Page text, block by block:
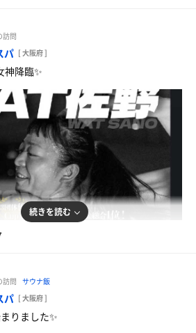
ワフルさがあって、ロウリュも容赦な
なりました。
クスコーヒー』
ルバイト窪田君
にお答えしていくスタイルやけど、無理
琲(鮭山)→ほうじ茶シナモン(窪田)→Bar
ン(しゃけのこ)🥂
のお一人づつの熱波サービス✨
のに最後は下がった。
フグース見られて満足です。
大盛り上がりでした。
けどカプセルもめっちゃ綺麗でお風呂
たりやけど、それでも日々の清掃やメ
訪問
パ [ 大阪府 ]
神降臨✨
続きを読む
訪問 サウナ飯
パ [ 大阪府 ]
りました✨